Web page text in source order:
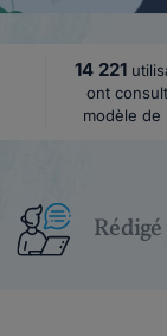
14 221
ont
modèle de
Rédigé